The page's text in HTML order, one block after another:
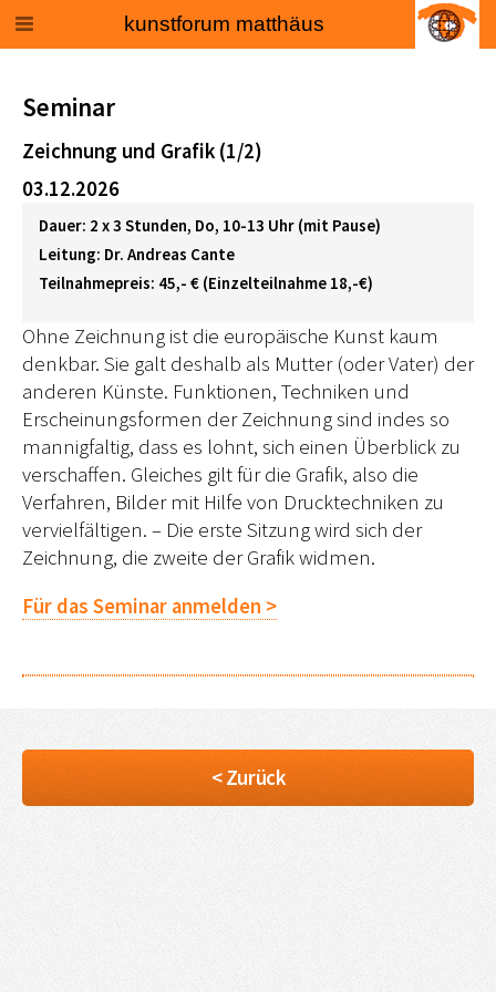
Seminar
Zeichnung und Grafik (1/2)
03.12.2026
Dauer: 2 x 3 Stunden, Do, 10-13 Uhr (mit Pause)
Leitung: Dr. Andreas Cante
Teilnahmepreis: 45,- € (Einzelteilnahme 18,-€)
Ohne Zeichnung ist die europäische Kunst kaum
denkbar. Sie galt deshalb als Mutter (oder Vater) der
anderen Künste. Funktionen, Techniken und
Erscheinungsformen der Zeichnung sind indes so
mannigfaltig, dass es lohnt, sich einen Überblick zu
verschaffen. Gleiches gilt für die Grafik, also die
Verfahren, Bilder mit Hilfe von Drucktechniken zu
vervielfältigen. – Die erste Sitzung wird sich der
Zeichnung, die zweite der Grafik widmen.
Für das Seminar anmelden >
< Zurück
kunstforum matthäus